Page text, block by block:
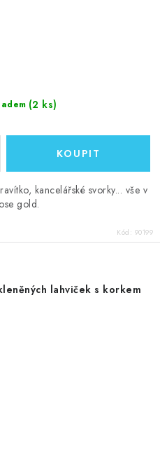
(2 ks)
kancelářské svorky... vše v
gold.
Kód: 90199
lahviček s korkem